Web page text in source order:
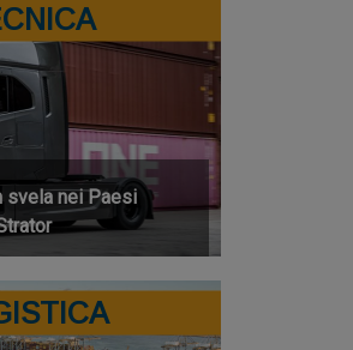
svela nei Paesi